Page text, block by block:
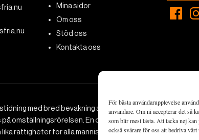
För bästa användarupplevelse
användare. Om ni accepterar det
som blir mest lästa. Att tacka nej
också svårare för oss att bedriva
Mina sidor
Om oss
Stöd oss
Kontakta oss
med bred bevakning av det viktigaste som händer
omställningsrörelsen. En omställning till ett hållbart
rättigheter för alla människor, minskade ekonomiska